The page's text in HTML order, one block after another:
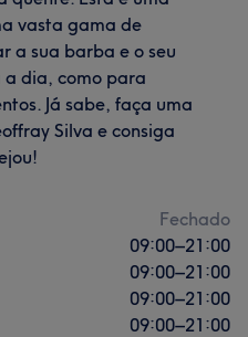
vasta gama de
a sua barba e o seu
dia, como para
Já sabe, faça uma
Silva e consiga
Fechado
09:00–21:00
09:00–21:00
09:00–21:00
09:00–21:00